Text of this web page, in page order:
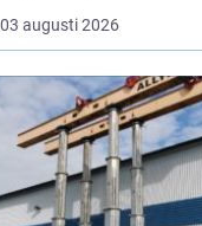
entreprenad, skog och
lantbruk. När de stannar,
genomtänkt
maskinservice intebara
en kostnad, utan ett sätt
a...
03 augusti 2026